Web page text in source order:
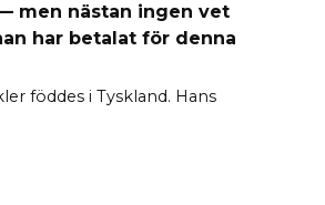
men nästan ingen vet
har betalat för denna
föddes i Tyskland. Hans